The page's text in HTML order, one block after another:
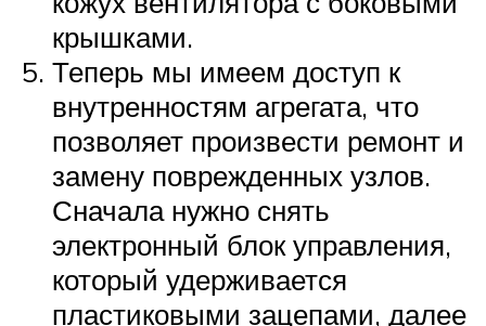
крышками.
Теперь мы имеем доступ к
внутренностям агрегата, что
позволяет произвести ремонт и
замену поврежденных узлов.
Сначала нужно снять
электронный блок управления,
который удерживается
пластиковыми зацепами, далее